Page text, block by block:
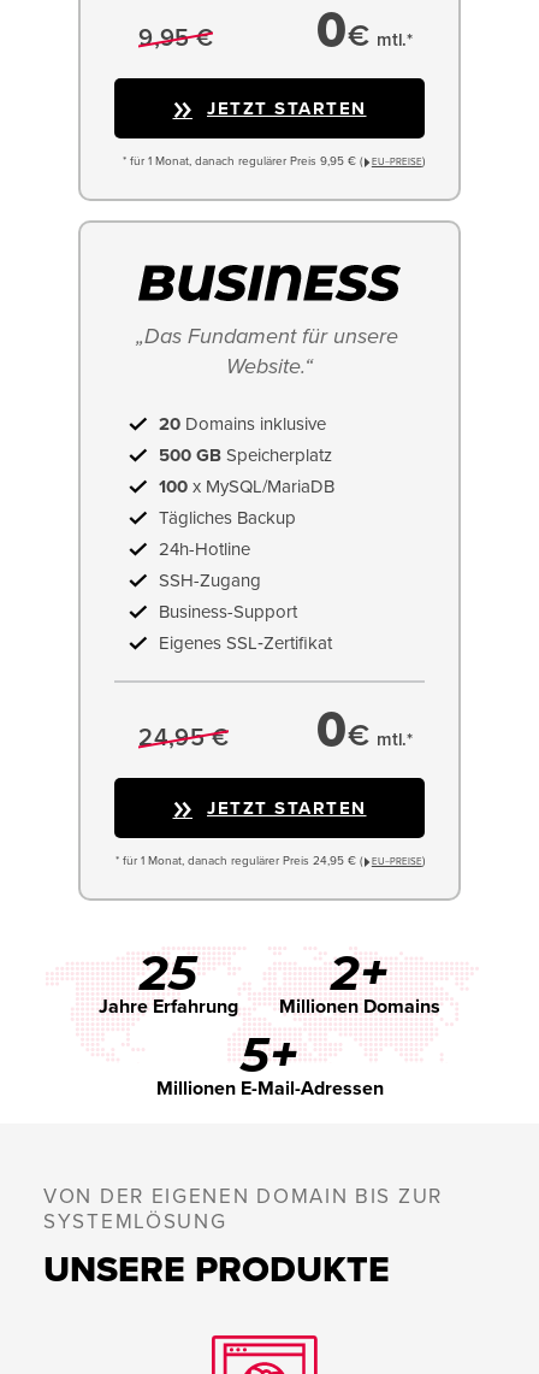
9,95 € 0€ mtl.*
JETZT STARTEN
* für 1 Monat, danach regulärer Preis 9,95 € ( EU−PREISE)
„Das Fundament für unsere
Website.“
20 Domains inklusive
500 GB Speicherplatz
100 x MySQL/MariaDB
Tägliches Backup
24h-Hotline
SSH-Zugang
Business-Support
Eigenes SSL‑Zertifikat
24,95 € 0€ mtl.*
JETZT STARTEN
* für 1 Monat, danach regulärer Preis 24,95 € ( EU−PREISE)
25
Jahre Erfahrung
2+
Millionen Domains
5+
Millionen E-Mail-Adressen
VON DER EIGENEN DOMAIN BIS ZUR
SYSTEMLÖSUNG
UNSERE PRODUKTE